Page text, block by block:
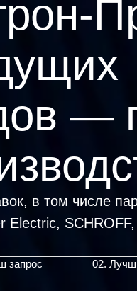
—
в том числе
Electric, SCHROFF |
запрос